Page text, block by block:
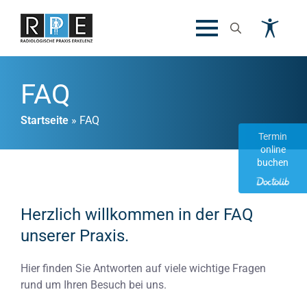
Termin
online
buchen
Search
FAQ
Startseite » FAQ
Herzlich willkommen in der FAQ
unserer Praxis.
Hier finden Sie Antworten auf viele wichtige Fragen
rund um Ihren Besuch bei uns.